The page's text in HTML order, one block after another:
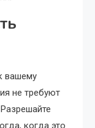
вашему
не требуют
когда это